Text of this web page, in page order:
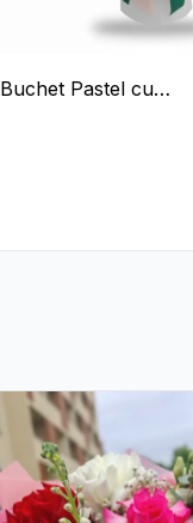
Buchet Pastel cu